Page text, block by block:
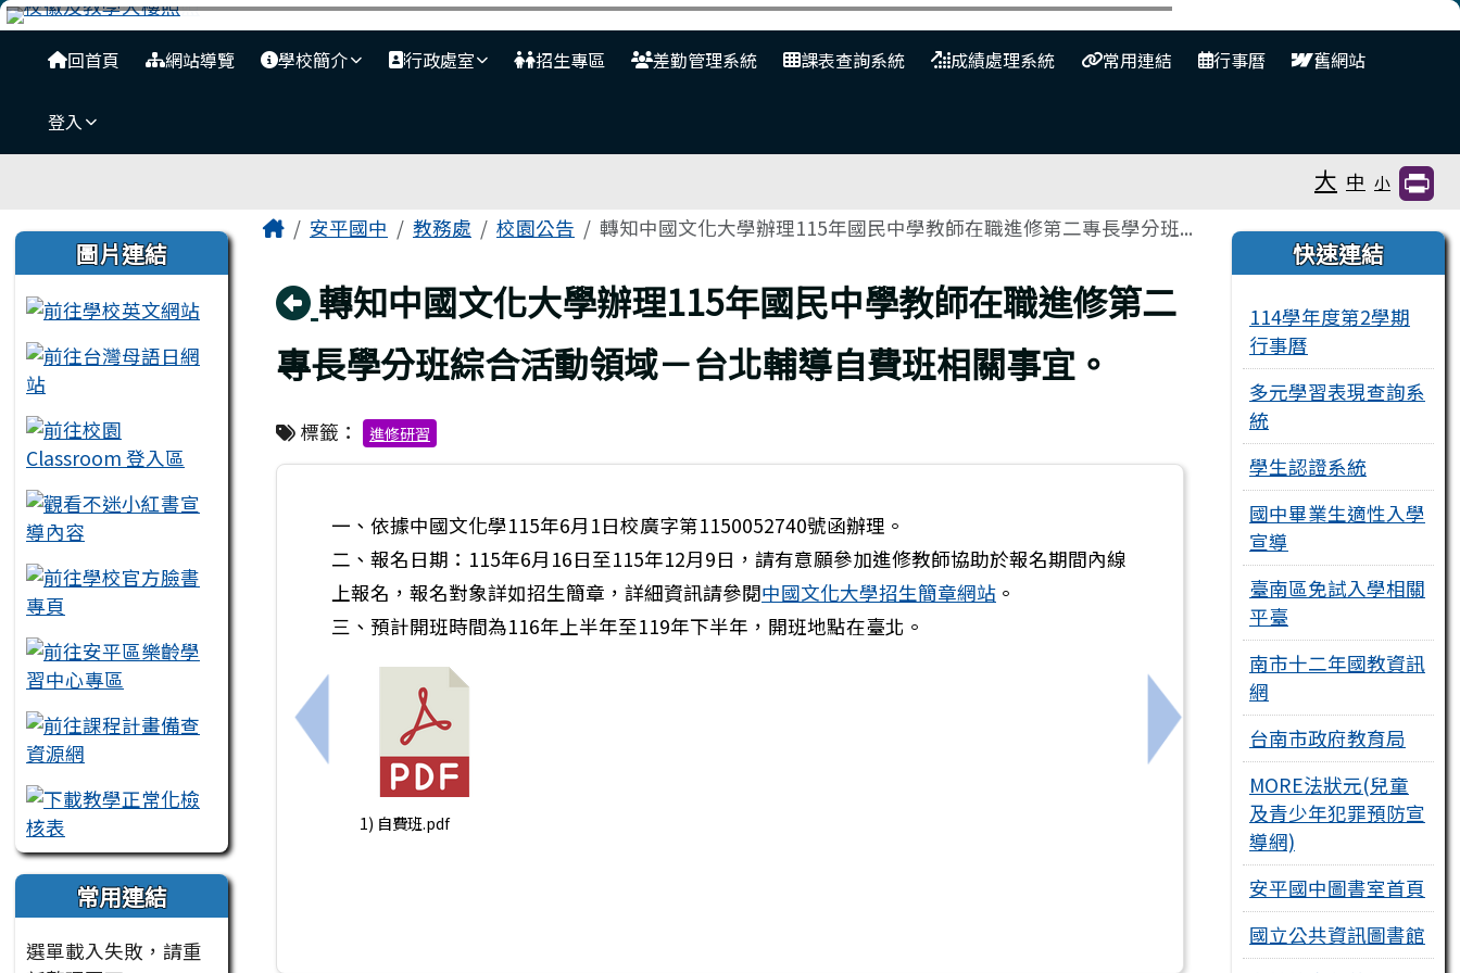
跳至主內容區
臺南市安平國中全球資訊網
導覽列
回首頁 網站導覽 學校簡介 行政處室 招生專區 差勤管理系統 課表查詢系統 成績處理系統 常用連結 行事曆 舊網站
登入
大 中 小
左邊區域內容
圖片連結
常用連結
選單載入失敗，請重
主內容區域
Home安平國中 教務處 校園公告 轉知中國文化大學辦理115年國民中學教師在職進修第二專長學分班...
回上頁
轉知中國文化大學辦理115年國民中學教師在職進修第二
專長學分班綜合活動領域－台北輔導自費班相關事宜。
標籤： 進修研習
上一筆：轉知中國文化大學辦理115年度偏遠地區學校學士後學分班語文領域-國文班相關事宜。
一、依據中國文化學115年6月1日校廣字第1150052740號函辦理。
二、報名日期：115年6月16日至115年12月9日，請有意願參加進修教師協助於報名期間內線
上報名，報名對象詳如招生簡章，詳細資訊請參閱中國文化大學招生簡章網站 。
三、預計開班時間為116年上半年至119年下半年，開班地點在臺北。
1) 自費班.pdf
下一筆：轉知中國文化大學辦理
右邊區域內容
快速連結
114學年度第2學期
行事曆
多元學習表現查詢系
統
學生認證系統
國中畢業生適性入學
宣導
臺南區免試入學相關
平臺
南市十二年國教資訊
網
台南市政府教育局
MORE法狀元(兒童
及青少年犯罪預防宣
導網)
安平國中圖書室首頁
國立公共資訊圖書館
頁尾區域